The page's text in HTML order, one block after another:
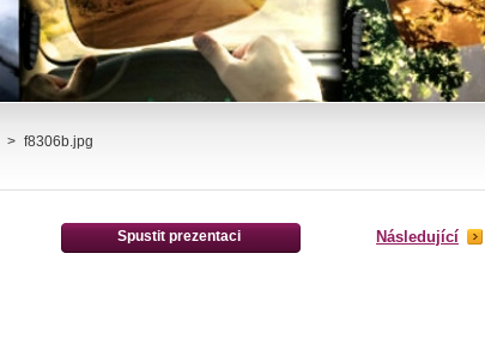
> f8306b.jpg
Spustit prezentaci Následující